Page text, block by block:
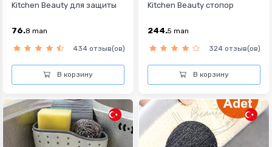
Kitchen Beauty для защиты
76.8 man
434 отзыв(ов)
В корзину
Kitchen Beauty стопор
244.5 man
324 отзыв(ов)
В корзину